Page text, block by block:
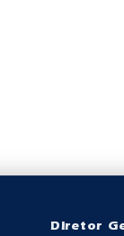
Diretor